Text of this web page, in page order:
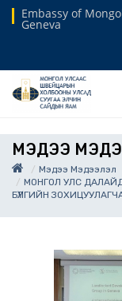
Embassy of
Geneva
МЭДЭЭ
Мэдээ Мэдээлэл
МОНГОЛ УЛС
БҮЛГИЙН